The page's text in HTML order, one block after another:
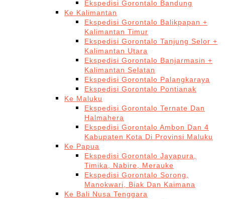
Ekspedisi Gorontalo Bandung
Ke Kalimantan
Ekspedisi Gorontalo Balikpapan +
Kalimantan Timur
Ekspedisi Gorontalo Tanjung Selor +
Kalimantan Utara
Ekspedisi Gorontalo Banjarmasin +
Kalimantan Selatan
Ekspedisi Gorontalo Palangkaraya
Ekspedisi Gorontalo Pontianak
Ke Maluku
Ekspedisi Gorontalo Ternate Dan
Halmahera
Ekspedisi Gorontalo Ambon Dan 4
Kabupaten Kota Di Provinsi Maluku
Ke Papua
Ekspedisi Gorontalo Jayapura,
Timika, Nabire, Merauke
Ekspedisi Gorontalo Sorong,
Manokwari, Biak Dan Kaimana
Ke Bali Nusa Tenggara